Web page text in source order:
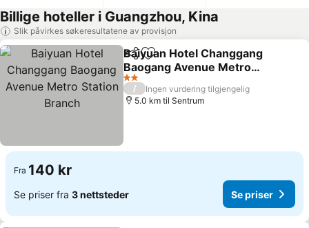
Billige hoteller i Guangzhou, Kina
Slik påvirkes søkeresultatene av provisjon
Del Legg til i favoritter
Baiyuan Hotel Changgang
Baogang Avenue Metro
Station Branch
2 Stjerner
/
Ingen vurdering tilgjengelig
5.0 km til Sentrum
Fra 140 kr
Se priser fra 3 nettsteder Se priser